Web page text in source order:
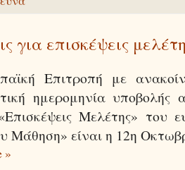
για επισκέψεις
Επιτροπή με
ημερομηνία υποβολής
Μελέτης» του
Μάθηση» είναι η 12η
»